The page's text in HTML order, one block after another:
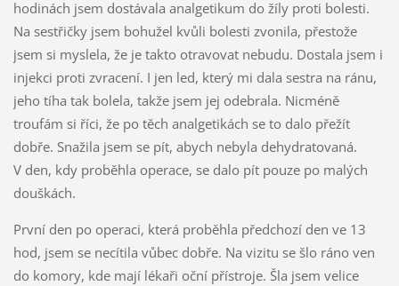
hodinách jsem dostávala analgetikum do žíly proti bolesti.
Na sestřičky jsem bohužel kvůli bolesti zvonila, přestože
jsem si myslela, že je takto otravovat nebudu. Dostala jsem i
injekci proti zvracení. I jen led, který mi dala sestra na ránu,
jeho tíha tak bolela, takže jsem jej odebrala. Nicméně
troufám si říci, že po těch analgetikách se to dalo přežít
dobře. Snažila jsem se pít, abych nebyla dehydratovaná.
V den, kdy proběhla operace, se dalo pít pouze po malých
douškách.
První den po operaci, která proběhla předchozí den ve 13
hod, jsem se necítila vůbec dobře. Na vizitu se šlo ráno ven
do komory, kde mají lékaři oční přístroje. Šla jsem velice